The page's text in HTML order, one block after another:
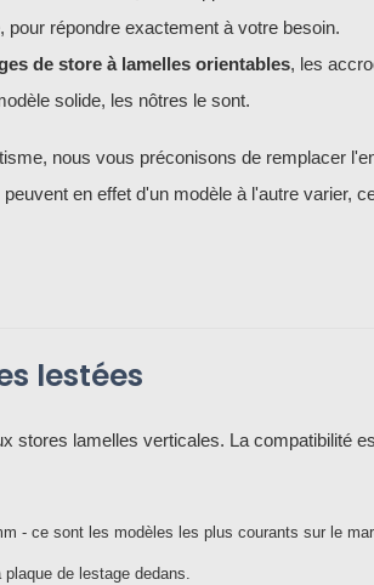
répondre exactement à votre besoin.
de store à lamelles orientables, les
solide, les nôtres le sont.
nous vous préconisons de remplacer
en effet d'un modèle à l'autre varier,
lestées
stores lamelles verticales. La compatibilité
- ce sont les modèles les plus courants sur le
de lestage dedans.